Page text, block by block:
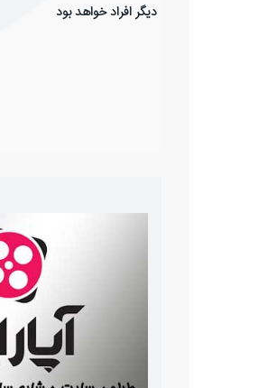
دیگر افراد خواهد بود